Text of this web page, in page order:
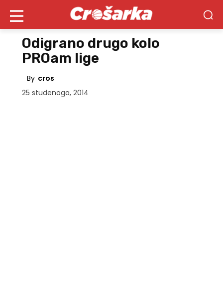
Odigrano drugo kolo
PROam lige
By cros
25 studenoga, 2014